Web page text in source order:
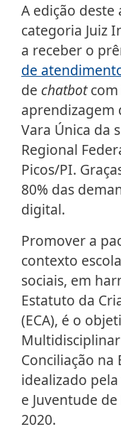
A edição
categoria Juiz
a receber o
de
de chatbotcom
aprendizagem
Vara Única da
Regional
Picos/PI.
80% das
digital.
Promover a
contexto
sociais, em
Estatuto da
(ECA), é o
Conciliação na
idealizado
e Juventude
2020.